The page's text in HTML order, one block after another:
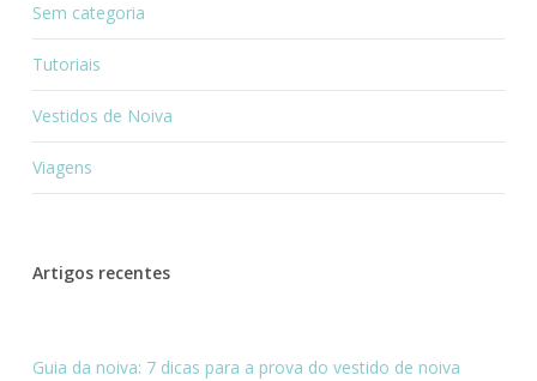
Sem categoria
Tutoriais
Vestidos de Noiva
Viagens
Artigos recentes
Guia da noiva: 7 dicas para a prova do vestido de noiva